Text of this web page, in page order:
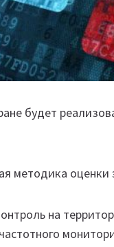
будет
методика
на